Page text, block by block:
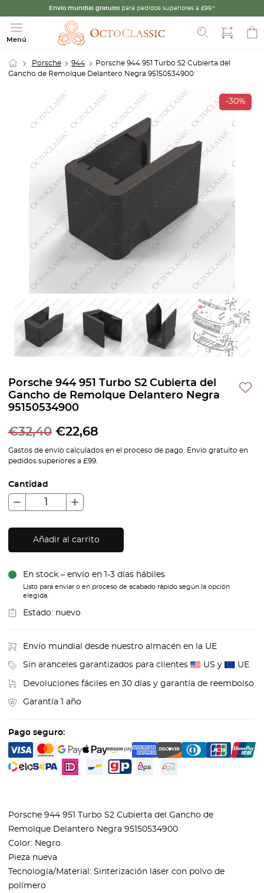
Envío mundial gratuito para pedidos superiores a £99.*
Menú
Porsche 944
Porsche 944 951 Turbo S2 Cubierta del
Gancho de Remolque Delantero Negra 95150534900
-30%
Porsche 944 951 Turbo S2 Cubierta del
Gancho de Remolque Delantero Negra
95150534900
€32,40 €22,68
Gastos de envío calculados en el proceso de pago. Envío gratuito en
pedidos superiores a £99.
Cantidad
Añadir al carrito
En stock – envío en 1-3 días hábiles
Listo para enviar o en proceso de acabado rápido según la opción
elegida.
Estado: nuevo
Envío mundial desde nuestro almacén en la UE
Sin aranceles garantizados para clientes US y UE
Devoluciones fáciles en 30 días y garantía de reembolso
Garantía 1 año
Pago seguro:
Porsche 944 951 Turbo S2 Cubierta del Gancho de
Remolque Delantero Negra 95150534900
Color: Negro
Pieza nueva
Tecnología/Material: Sinterización láser con polvo de
polímero